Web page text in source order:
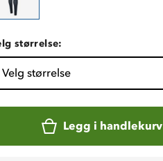
størrelse:
Velg størrelse
Legg i handlekurv